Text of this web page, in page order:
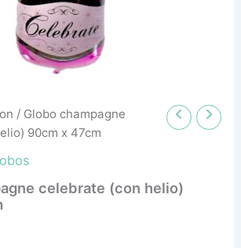
/ Globo champagne
90cm x 47cm
celebrate (con helio)